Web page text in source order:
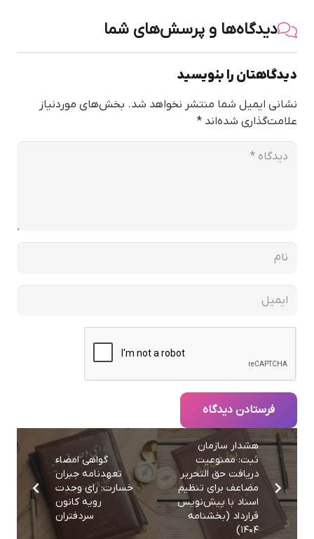
دیدگاه‌ها و پرسش‌های شما
دیدگاهتان را بنویسید
نشانی ایمیل شما منتشر نخواهد شد. بخش‌های موردنیاز
علامت‌گذاری شده‌اند *
فرستادن دیدگاه
گواهی امضاء
تعهدنامه جبران
خسارت: رای وحدت
رویه کانون
سردفتران
هشدار سازمان
ثبت: ممنوعیت
دریافت حق التحریر
مضاعف برای تنظیم
اسناد با پیش‌نویس
قرارداد (بخشنامه
۱۴۰۴)